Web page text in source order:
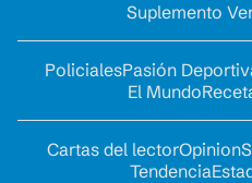
Suplemento
PolicialesPasión
El Mundo
Cartas del lectorOpinion
Tendencia